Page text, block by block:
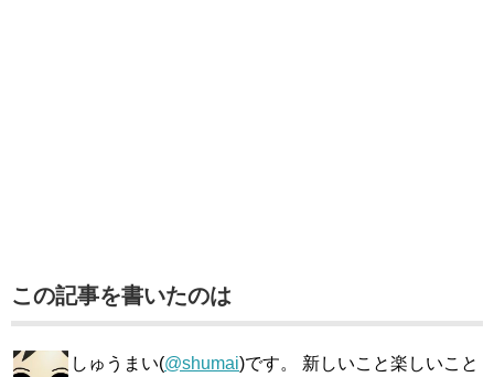
この記事を書いたのは
しゅうまい(@shumai)です。 新しいこと楽しいこと